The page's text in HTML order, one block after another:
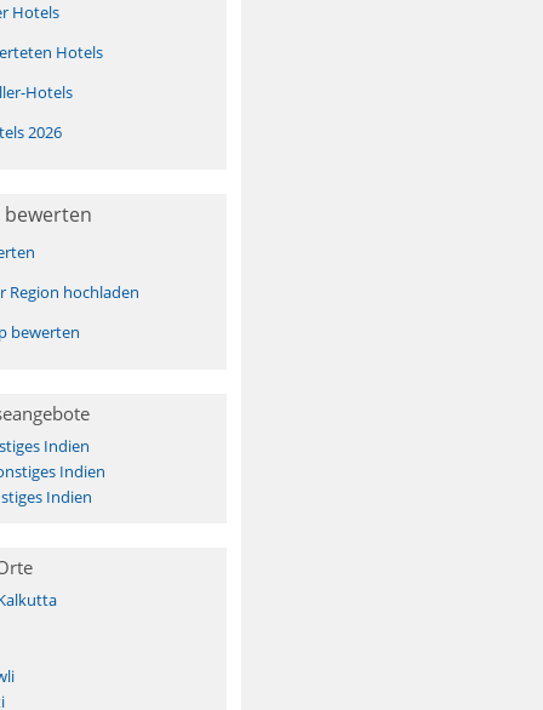
Hotels
Hotels
Hotels
2026
Region hochladen
bewerten
Indien
Indien
Indien